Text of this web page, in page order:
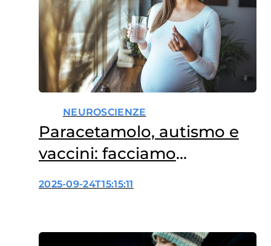
emersi negli ultimi tempi e
ribadiscono…
NEUROSCIENZE
Paracetamolo, autismo e
vaccini: facciamo
chiarezza
2025-09-24T15:15:11